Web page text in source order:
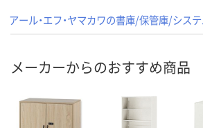
アール・エフ・ヤマカワの書庫/保管庫/シス
メーカーからのおすすめ商品